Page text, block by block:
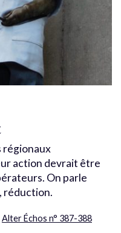
régionaux
action devrait être
On parle
réduction.
Alter Échos n° 387-388